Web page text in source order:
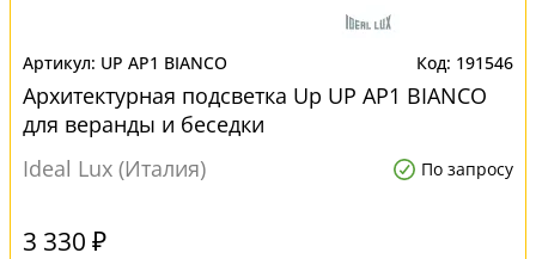
UP AP1 BIANCO 191546
Архитектурная подсветка Up UP AP1 BIANCO
для веранды и беседки
Ideal Lux (Италия)
По запросу
3 330 ₽